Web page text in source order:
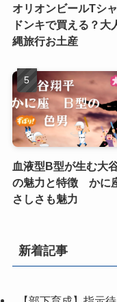
オリオンビールTシ
ドンキで買える？大
縄旅行お土産
血液型B型が生む大
の魅力と特徴 かに
さしさも魅力
新着記事